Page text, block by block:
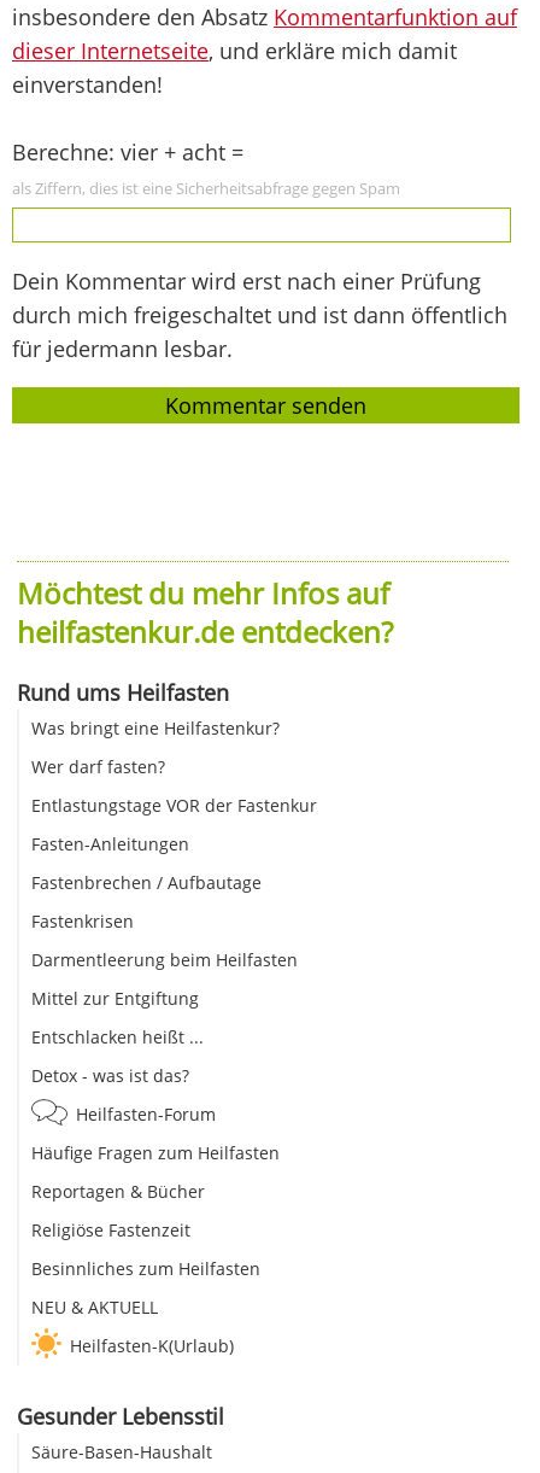
insbesondere den Absatz Kommentarfunktion auf
dieser Internetseite, und erkläre mich damit
einverstanden!
Berechne: vier + acht =
als Ziffern, dies ist eine Sicherheitsabfrage gegen Spam
Dein Kommentar wird erst nach einer Prüfung
durch mich freigeschaltet und ist dann öffentlich
für jedermann lesbar.
Möchtest du mehr Infos auf
heilfastenkur.de entdecken?
Rund ums Heilfasten
Was bringt eine Heilfastenkur?
Wer darf fasten?
Entlastungstage VOR der Fastenkur
Fasten-Anleitungen
Fastenbrechen / Aufbautage
Fastenkrisen
Darmentleerung beim Heilfasten
Mittel zur Entgiftung
Entschlacken heißt ...
Detox - was ist das?
Heilfasten-Forum
Häufige Fragen zum Heilfasten
Reportagen & Bücher
Religiöse Fastenzeit
Besinnliches zum Heilfasten
NEU & AKTUELL
Heilfasten-K(Urlaub)
Gesunder Lebensstil
Säure-Basen-Haushalt